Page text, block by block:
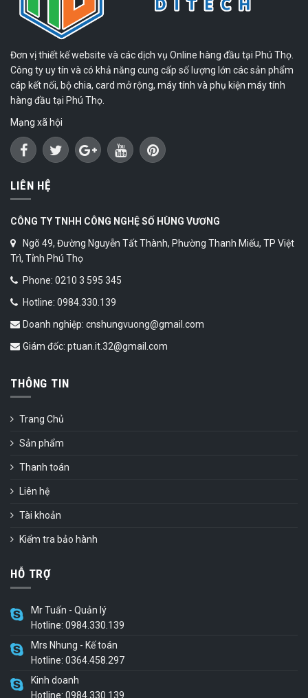
Đơn vị thiết kế website và các dịch vụ Online hàng đầu tại Phú Thọ.
Công ty uy tín và có khả năng cung cấp số lượng lớn các sản phẩm
cáp kết nối, bộ chia, card mở rộng, máy tính và phụ kiện máy tính
hàng đầu tại Phú Thọ.
Mạng xã hội
LIÊN HỆ
CÔNG TY TNHH CÔNG NGHỆ SỐ HÙNG VƯƠNG
Ngõ 49, Đường Nguyễn Tất Thành, Phường Thanh Miếu, TP Việt
Trì, Tỉnh Phú Thọ
Phone: 0210 3 595 345
Hotline: 0984.330.139
Doanh nghiệp: cnshungvuong@gmail.com
Giám đốc: ptuan.it.32@gmail.com
THÔNG TIN
Trang Chủ
Sản phẩm
Thanh toán
Liên hệ
Tài khoản
Kiểm tra bảo hành
HỖ TRỢ
Mr Tuấn - Quản lý
Hotline: 0984.330.139
Mrs Nhung - Kế toán
Hotline: 0364.458.297
Kinh doanh
Hotline: 0984.330.139